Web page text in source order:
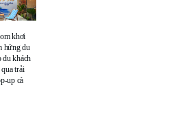
khơi
hứng du
du khách
trải
up cà